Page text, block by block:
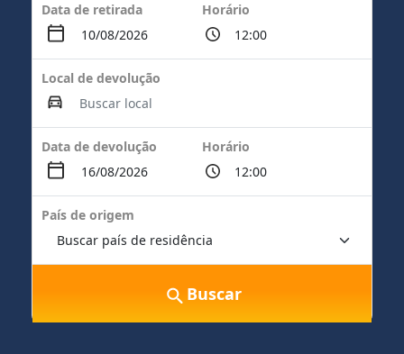
Data de retirada Horário
Local de devolução
Data de devolução Horário
País de origem
Buscar